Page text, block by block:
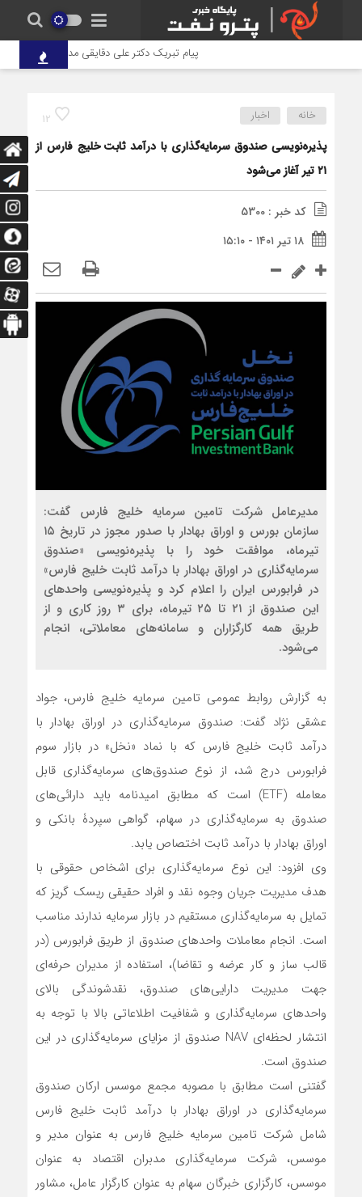
پیام تبریک دکتر علی دقایقی مدیرعامل گروه
12 خانه اخبار
پذیره‌نویسی صندوق سرمایه‌گذاری با درآمد ثابت خلیج فارس از
۲۱ تیر آغاز می‌شود
کد خبر : 5300
۱۸ تیر ۱۴۰۱ - ۱۵:۱۰
مدیرعامل شرکت تامین سرمایه خلیج فارس گفت:
سازمان بورس و اوراق بهادار با صدور مجوز در تاریخ ۱۵
تیرماه، موافقت خود را با پذیره‌نویسی «صندوق
سرمایه‌گذاری در اوراق بهادار با درآمد ثابت خلیج فارس»
در فرابورس ایران را اعلام کرد و پذیره‌نویسی واحدهای
این صندوق از ۲۱ تا ۲۵ تیرماه، برای ۳ روز کاری و از
طریق همه کارگزاران و سامانه‌های معاملاتی، انجام
می‌شود.
به گزارش روابط عمومی تامین سرمایه خلیج فارس، جواد
عشقی نژاد گفت: صندوق سرمایه‌گذاری در اوراق بهادار با
درآمد ثابت خلیج فارس که با نماد «نخل» در بازار سوم
فرابورس درج شد، از نوع صندوق‌های سرمایه‌گذاری قابل
معامله (ETF) است که مطابق امیدنامه باید دارائی‌های
صندوق به سرمایه‌گذاری در سهام، گواهی سپردۀ بانکی و
اوراق بهادار با درآمد ثابت اختصاص یابد.
وی افزود: این نوع سرمایه‌گذاری برای اشخاص حقوقی با
هدف مدیریت جریان وجوه نقد و افراد حقیقی ریسک گریز که
تمایل به سرمایه‌گذاری مستقیم در بازار سرمایه ندارند مناسب
است. انجام معاملات واحدهای صندوق از طریق فرابورس (در
قالب ساز و کار عرضه و تقاضا)، استفاده از مدیران حرفه‌ای
جهت مدیریت دارایی‌های صندوق، نقدشوندگی بالای
واحدهای سرمایه‌گذاری و شفافیت اطلاعاتی بالا با توجه به
انتشار لحظه‌ای NAV صندوق از مزایای سرمایه‌گذاری در این
صندوق است.
گفتنی است مطابق با مصوبه مجمع موسس ارکان صندوق
سرمایه‌گذاری در اوراق بهادار با درآمد ثابت خلیج فارس
شامل شرکت تامین سرمایه خلیج فارس به عنوان مدیر و
موسس، شرکت سرمایه‌گذاری مدبران اقتصاد به عنوان
موسس، کارگزاری خبرگان سهام به عنوان کارگزار عامل، مشاور